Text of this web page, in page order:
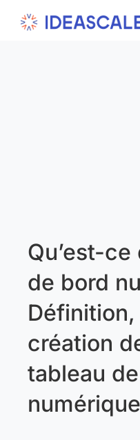
Qu’est-ce
de bord
création
tableau
numérique